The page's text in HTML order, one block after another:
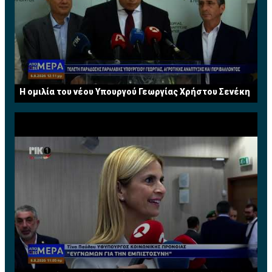
• Σκίαση
• Θερμομόνωση
• Φωτισμός
• Διαχείριση αποβλήτων και καθαρισμός όμβριων
υδάτων
• Ηλιακά συστήματα
• Γεωθερμία
• ESCOs-Energy Services Companies
• Σύμβουλοι
Δώστε και πάρτε όφελος
Αν η εταιρεία σας εξειδικεύεται σε κάποια από τις πιο
πάνω κατηγορίες δηλώστε συμμετοχή ως εκθέτης
σήμερα και:
• Ενημερώστε τους επιχειρηματίες για τις νέες
τάσεις και τις τεχνολογικές εξελίξεις στις
Η ομιλία του νέου Υπουργού Γεωργίας Χρήστου Σενέκη